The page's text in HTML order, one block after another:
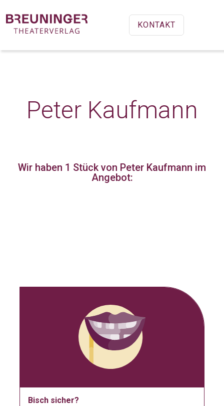
KONTAKT
Peter Kaufmann
Wir haben 1 Stück von Peter Kaufmann im
Angebot:
Bisch sicher?